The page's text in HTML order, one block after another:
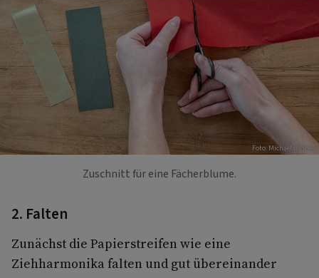
Foto: Michaela Gabler
Zuschnitt für eine Fächerblume.
2. Falten
Zunächst die Papierstreifen wie eine
Ziehharmonika falten und gut übereinander